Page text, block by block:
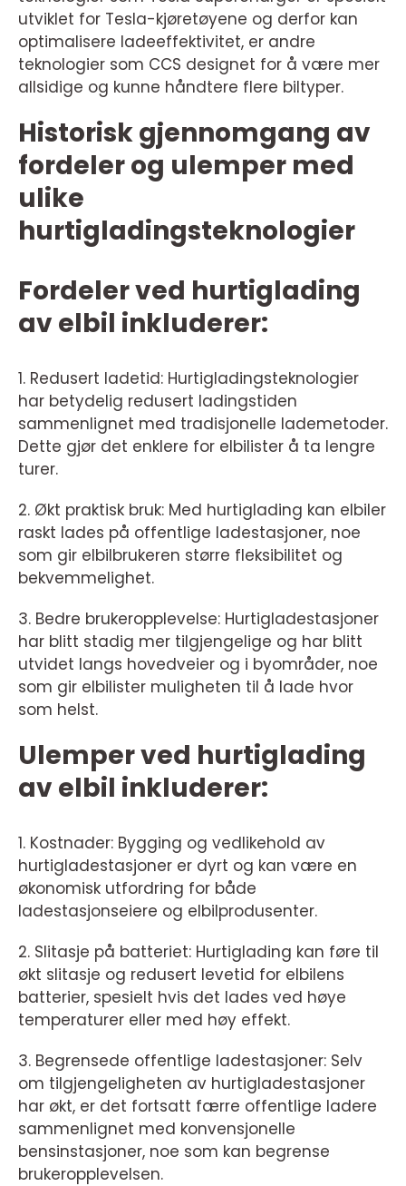
utviklet for Tesla-kjøretøyene og derfor kan
optimalisere ladeeffektivitet, er andre
teknologier som CCS designet for å være mer
allsidige og kunne håndtere flere biltyper.
Historisk gjennomgang av
fordeler og ulemper med
ulike
hurtigladingsteknologier
Fordeler ved hurtiglading
av elbil inkluderer:
1. Redusert ladetid: Hurtigladingsteknologier
har betydelig redusert ladingstiden
sammenlignet med tradisjonelle lademetoder.
Dette gjør det enklere for elbilister å ta lengre
turer.
2. Økt praktisk bruk: Med hurtiglading kan elbiler
raskt lades på offentlige ladestasjoner, noe
som gir elbilbrukeren større fleksibilitet og
bekvemmelighet.
3. Bedre brukeropplevelse: Hurtigladestasjoner
har blitt stadig mer tilgjengelige og har blitt
utvidet langs hovedveier og i byområder, noe
som gir elbilister muligheten til å lade hvor
som helst.
Ulemper ved hurtiglading
av elbil inkluderer:
1. Kostnader: Bygging og vedlikehold av
hurtigladestasjoner er dyrt og kan være en
økonomisk utfordring for både
ladestasjonseiere og elbilprodusenter.
2. Slitasje på batteriet: Hurtiglading kan føre til
økt slitasje og redusert levetid for elbilens
batterier, spesielt hvis det lades ved høye
temperaturer eller med høy effekt.
3. Begrensede offentlige ladestasjoner: Selv
om tilgjengeligheten av hurtigladestasjoner
har økt, er det fortsatt færre offentlige ladere
sammenlignet med konvensjonelle
bensinstasjoner, noe som kan begrense
brukeropplevelsen.